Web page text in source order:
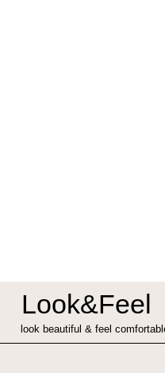
О КОМПАНИИ: